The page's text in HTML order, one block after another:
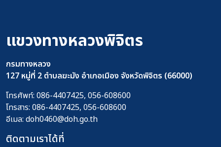
แขวงทางหลวงพิจิตร
กรมทางหลวง
127 หมู่ที่ 2 ตำบลฆะมัง อำเภอเมือง จังหวัดพิจิตร (66000)
โทรศัพท์: 086-4407425, 056-608600
โทรสาร: 086-4407425, 056-608600
อีเมล: doh0460@doh.go.th
ติดตามเราได้ที่